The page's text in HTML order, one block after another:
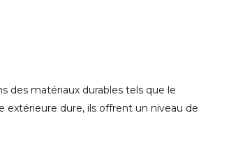
des matériaux durables tels que le
extérieure dure, ils offrent un niveau de